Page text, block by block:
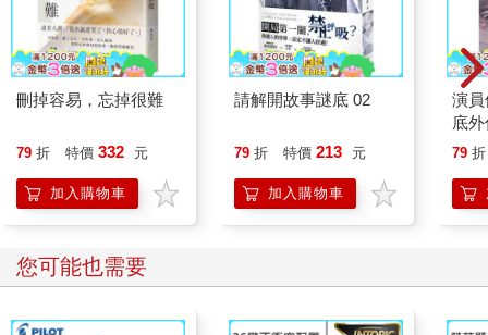
刪掉容易，忘掉很難
79 折 特價 332 元
加入購物車
請解開故事謎底 02
79 折 特價 213 元
加入購物車
演
底
79 折
您可能也需要